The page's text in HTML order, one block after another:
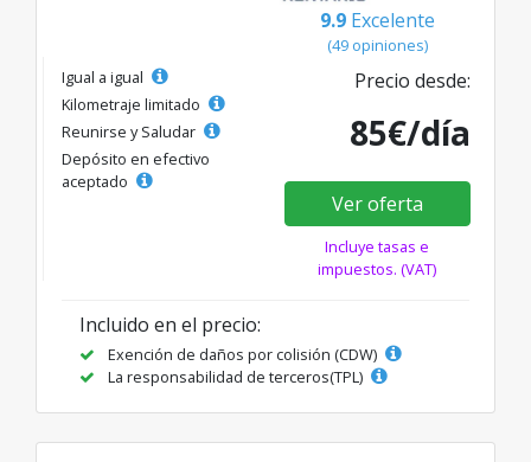
9.9 Excelente
(49 opiniones)
Igual a igual
Kilometraje limitado
Reunirse y Saludar
Depósito en efectivo
aceptado
Precio desde:
85€/día
Ver oferta
Incluye tasas e
impuestos. (VAT)
Incluido en el precio:
Exención de daños por colisión (CDW)
La responsabilidad de terceros(TPL)